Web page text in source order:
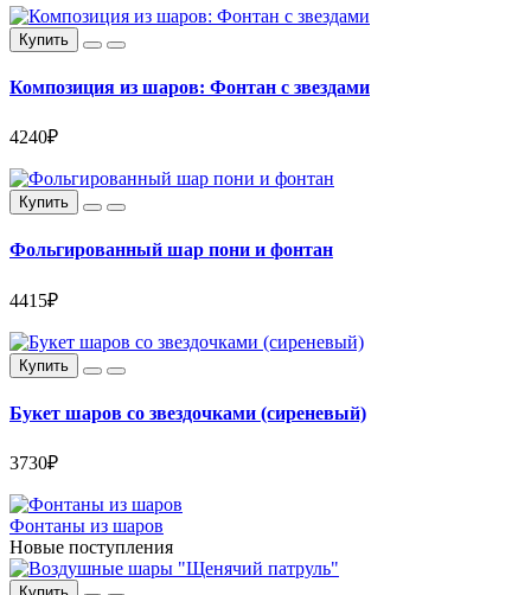
Купить
Композиция из шаров: Фонтан с звездами
4240₽
Купить
Фольгированный шар пони и фонтан
4415₽
Купить
Букет шаров со звездочками (сиреневый)
3730₽
Фонтаны из шаров
Новые поступления